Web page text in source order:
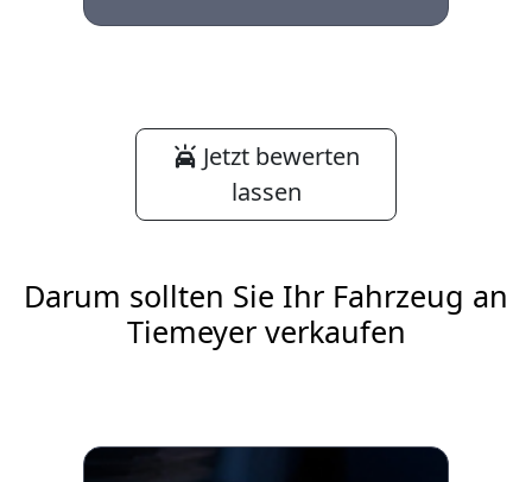
Jetzt bewerten
lassen
Darum sollten Sie Ihr Fahrzeug an
Tiemeyer verkaufen